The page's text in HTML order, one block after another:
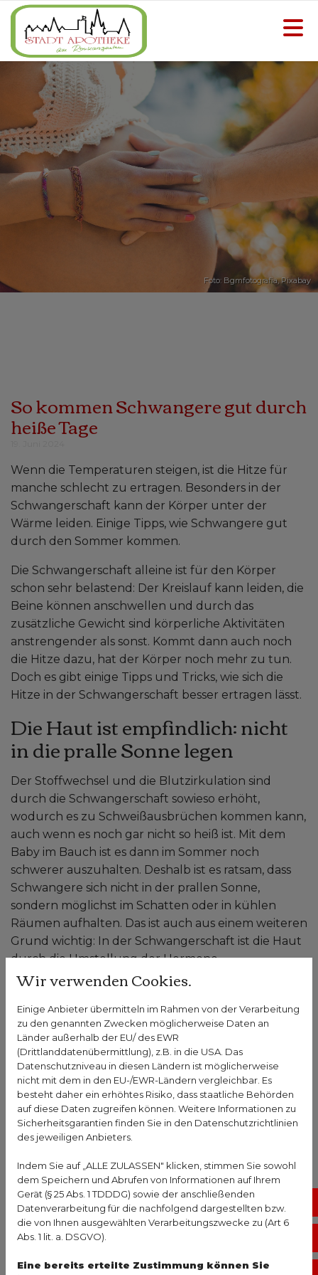
Foto: Bgmfotografia,Pixabay
So kommen Schwangere gut durch
heiße Tage
Wenn die Temperaturen steigen, ist die Hitze für
manche schlecht zu ertragen. Besonders in der
Schwangerschaft kann der Körper unter der
Wärme leiden. Einige Tipps, wie Schwangere gut
durch den Sommer kommen.
Die Schwangerschaft alleine ist für den Körper
schon sehr belastend: Der Kreislauf kann leiden, die
Beine können anschwellen und durch das
zusätzliche Gewicht sind körperliche Aktivitäten
anstrengender als sonst. Kommt dann auch noch
die Hitze dazu, hat der Körper noch mehr zu tun.
Doch es gibt einige Tipps und Tricks, wie sich die
Hitze in der Schwangerschaft besser ertragen lässt.
Die Haut ist empfindlich: nicht
in die pralle Sonne legen
Der Stoffwechsel und die Blutzirkulation sind
durch die Schwangerschaft sowieso erhöht,
wodurch es zu Schweißausbrüchen kommen kann,
auch wenn es noch gar nicht so heiß ist. Mit dem
Baby im Bauch ist es dann im Sommer noch
schwerer auszuhalten. Deshalb ist es ratsam, dass
Schwangere sich nicht in der prallen Sonne,
sondern möglichst im Schatten oder in kühlen
Räumen aufhalten. Das ist auch aus einem weiteren
Grund wichtig: In der Schwangerschaft ist die Haut
durch die Umstellung der Hormone
lichtempfindlicher, was einen Sonnenbrand oder
mit langer, luftiger Kleidung unter den
Sonnenschirm. Und wenn es nicht allzu heiß ist,
zum Beispiel in den Morgen- oder Abendstunden,
können Mama und Baby den Vitamin-D-Speicher
bei einem kurzen Spaziergang in der Sonne
bestens auffüllen.
oder Frauengesundheit im Allgemeinen?
Gesundheits-Experten und -Expertinnen aus Ihrer
Region beraten Sie gerne. Hier gelangen Sie zur
Expertensuche.
Wir verwenden Cookies.
Einige Anbieter übermitteln im Rahmen von der Verarbeitung
zu den genannten Zwecken möglicherweise Daten an
Länder außerhalb der EU/ des EWR
(Drittlanddatenübermittlung), z.B. in die USA. Das
Datenschutzniveau in diesen Ländern ist möglicherweise
nicht mit dem in den EU-/EWR-Ländern vergleichbar. Es
besteht daher ein erhöhtes Risiko, dass staatliche Behörden
auf diese Daten zugreifen können. Weitere Informationen zu
Sicherheitsgarantien finden Sie in den Datenschutzrichtlinien
des jeweiligen Anbieters.
Indem Sie auf „ALLE ZULASSEN" klicken, stimmen Sie sowohl
dem Speichern und Abrufen von Informationen auf Ihrem
Gerät (§ 25 Abs. 1 TDDDG) sowie der anschließenden
Datenverarbeitung für die nachfolgend dargestellten bzw.
die von Ihnen ausgewählten Verarbeitungszwecke zu (Art 6
Abs. 1 lit. a. DSGVO).
Eine bereits erteilte Zustimmung können Sie